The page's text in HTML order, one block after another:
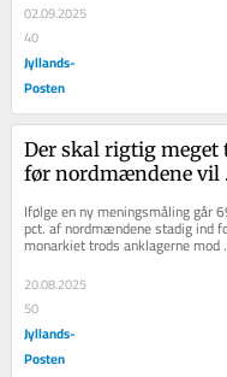
02.09.2025
40
Jyllands-
Posten
Der skal rigtig meget
før nordmændene vil
Ifølge en ny meningsmåling går
pct. af nordmændene stadig ind
monarkiet trods anklagerne mod
Marius Borg Høiby, mens kun 19
ønsker...
20.08.2025
50
Jyllands-
Posten